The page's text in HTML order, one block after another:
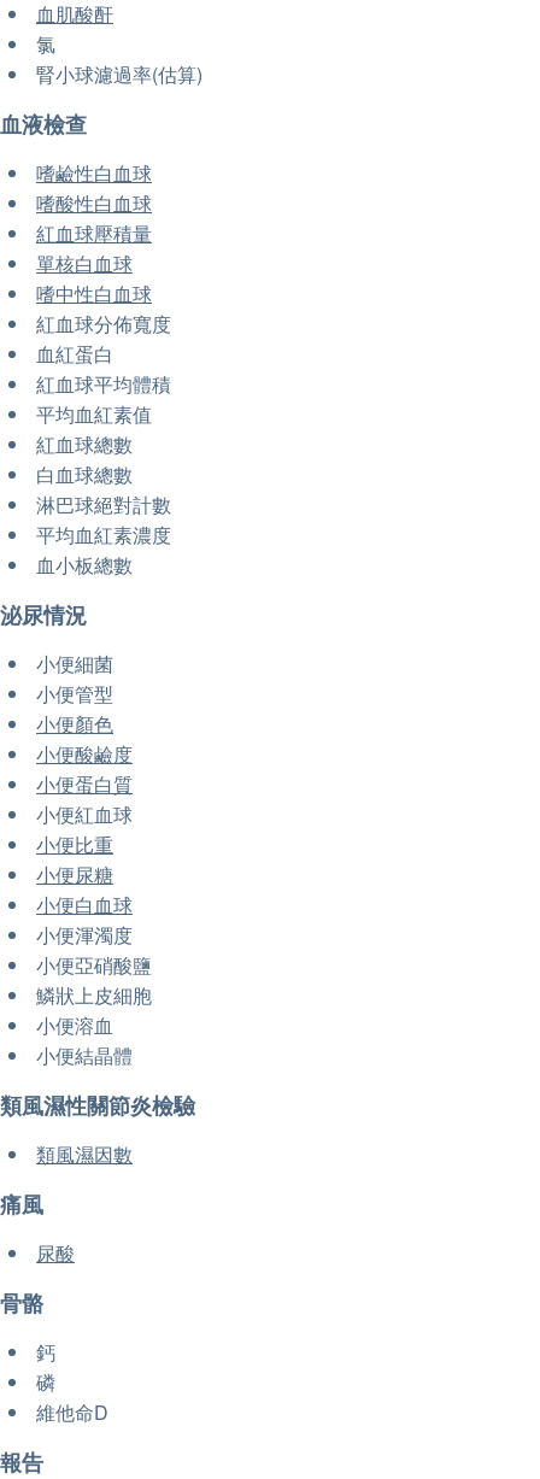
血肌酸酐
氯
腎小球濾過率(估算)
血液檢查
嗜鹼性白血球
嗜酸性白血球
紅血球壓積量
單核白血球
嗜中性白血球
紅血球分佈寬度
血紅蛋白
紅血球平均體積
平均血紅素值
紅血球總數
白血球總數
淋巴球絕對計數
平均血紅素濃度
血小板總數
泌尿情況
小便細菌
小便管型
小便顏色
小便酸鹼度
小便蛋白質
小便紅血球
小便比重
小便尿糖
小便白血球
小便渾濁度
小便亞硝酸鹽
鱗狀上皮細胞
小便溶血
小便結晶體
類風濕性關節炎檢驗
類風濕因數
痛風
尿酸
骨骼
鈣
磷
維他命D
報告